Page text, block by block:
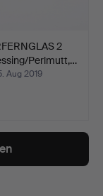
2
Perlmutt,…
Aug 2019